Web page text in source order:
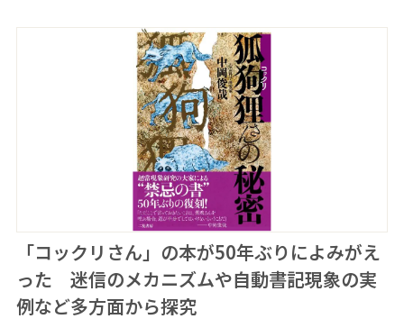
「コックリさん」の本が50年ぶりによみがえ
った 迷信のメカニズムや自動書記現象の実
例など多方面から探究